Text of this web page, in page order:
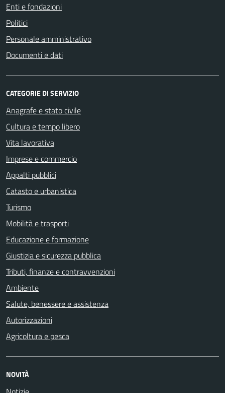
Enti e fondazioni
Politici
Personale amministrativo
Documenti e dati
CATEGORIE DI SERVIZIO
Anagrafe e stato civile
Cultura e tempo libero
Vita lavorativa
Imprese e commercio
Appalti pubblici
Catasto e urbanistica
Turismo
Mobilità e trasporti
Educazione e formazione
Giustizia e sicurezza pubblica
Tributi, finanze e contravvenzioni
Ambiente
Salute, benessere e assistenza
Autorizzazioni
Agricoltura e pesca
NOVITÀ